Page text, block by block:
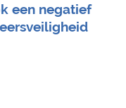
een negatief